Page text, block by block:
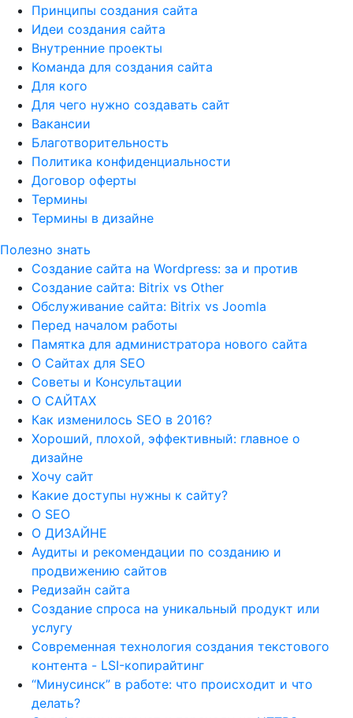
Принципы создания сайта
Идеи создания сайта
Внутренние проекты
Команда для создания сайта
Для кого
Для чего нужно создавать сайт
Вакансии
Благотворительность
Политика конфиденциальности
Договор оферты
Термины
Термины в дизайне
Полезно знать
Создание сайта на Wordpress: за и против
Создание сайта: Bitrix vs Other
Обслуживание сайта: Bitrix vs Joomla
Перед началом работы
Памятка для администратора нового сайта
О Сайтах для SEO
Советы и Консультации
О САЙТАХ
Как изменилось SEO в 2016?
Хороший, плохой, эффективный: главное о
дизайне
Хочу сайт
Какие доступы нужны к сайту?
О SEO
О ДИЗАЙНЕ
Аудиты и рекомендации по созданию и
продвижению сайтов
Редизайн сайта
Создание спроса на уникальный продукт или
услугу
Современная технология создания текстового
контента - LSI-копирайтинг
“Минусинск” в работе: что происходит и что
делать?